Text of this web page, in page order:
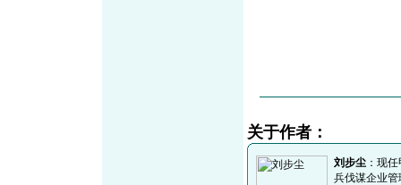
关于作者：
刘步尘 ：现
兵伐谋企业